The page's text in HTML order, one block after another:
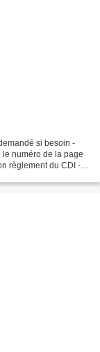
si besoin -
le numéro de la page
règlement du CDI -